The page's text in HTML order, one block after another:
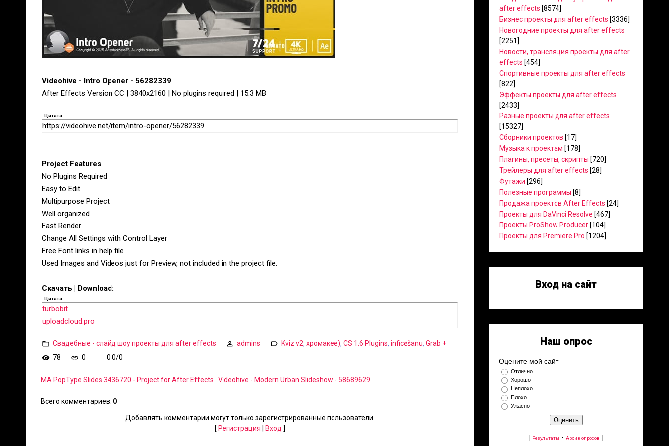
Videohive - Intro Opener - 56282339
After Effects Version CC | 3840x2160 | No plugins required | 15.3 MB
Цитата
https://videohive.net/item/intro-opener/56282339
Project Features
No Plugins Required
Easy to Edit
Multipurpose Project
Well organized
Fast Render
Change All Settings with Control Layer
Free Font links in help file
Used Images and Videos just for Preview, not included in the project file.
Скачать | Download:
Цитата
turbobit
uploadcloud.pro
Свадебные - слайд шоу проекты для after effects admins Kviz v2, хромакее), CS 1.6 Plugins, inficēšanu, Grab +
78
0 0.0/0
MA PopType Slides 3436720 - Project for After Effects Videohive - Modern Urban Slideshow - 58689629
Всего комментариев: 0
Добавлять комментарии могут только зарегистрированные пользователи.
[ Регистрация Вход ]
after effects [8574]
Бизнес проекты для after effects [3336]
Новогодние проекты для after effects
[2251]
Новости, трансляция проекты для after
effects [454]
Спортивные проекты для after effects
[822]
Эффекты проекты для after effects
[2433]
Разные проекты для after effects
[15327]
Сборники проектов [17]
Музыка к проектам [178]
Плагины, пресеты, скрипты [720]
Трейлеры для after effects [28]
Футажи [296]
Полезные программы [8]
Продажа проектов After Effects [24]
Проекты для DaVinci Resolve [467]
Проекты ProShow Producer [104]
Проекты для Premiere Pro [1204]
Вход на сайт
Наш опрос
Оцените мой сайт
Отлично
Хорошо
Неплохо
Плохо
Ужасно
[ Результаты · Архив опросов ]